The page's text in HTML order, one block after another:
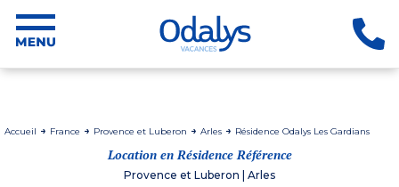
Accueil France Provence et Luberon Arles Résidence Odalys Les Gardians
Location en Résidence Référence
Provence et Luberon | Arles